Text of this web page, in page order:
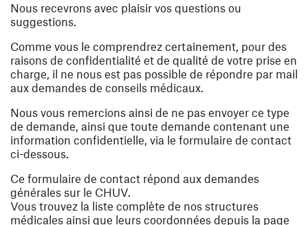
Nous recevrons avec plaisir vos questions ou
suggestions.
Comme vous le comprendrez certainement, pour des
raisons de confidentialité et de qualité de votre prise en
charge, il ne nous est pas possible de répondre par mail
aux demandes de conseils médicaux.
Nous vous remercions ainsi de ne pas envoyer ce type
de demande, ainsi que toute demande contenant une
information confidentielle, via le formulaire de contact
ci-dessous.
Ce formulaire de contact répond aux demandes
générales sur le CHUV.
Vous trouvez la liste complète de nos structures
médicales ainsi que leurs coordonnées depuis la page